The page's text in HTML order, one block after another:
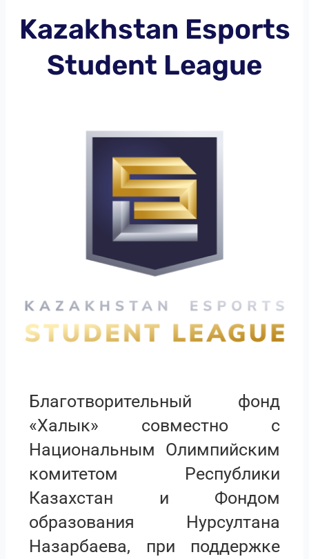
Kazakhstan Esports
Student League
Благотворительный фонд
«Халык» совместно с
Национальным Олимпийским
комитетом Республики
Казахстан и Фондом
образования Нурсултана
Назарбаева, при поддержке